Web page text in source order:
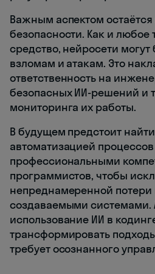
Важным аспектом
безопасности. Как и любое
средство, нейросети
взломам и атакам. Это
ответственность на
безопасных ИИ-решений и
мониторинга их работы.
В будущем предстоит
автоматизацией
профессиональными
программистов, чтобы
непреднамеренной потери
создаваемыми системами.
использование ИИ в
трансформировать
требует осознанного